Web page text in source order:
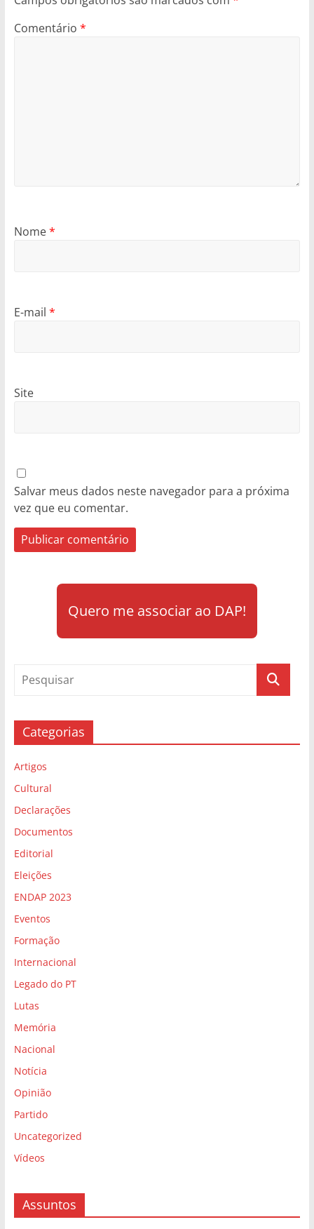
Comentário *
Nome*
E-mail *
Site
Salvar meus dados neste navegador para a próxima
vez que eu comentar.
Quero me associar ao DAP!
Categorias
Artigos
Cultural
Declarações
Documentos
Editorial
Eleições
ENDAP 2023
Eventos
Formação
Internacional
Legado do PT
Lutas
Memória
Nacional
Notícia
Opinião
Partido
Uncategorized
Vídeos
Assuntos